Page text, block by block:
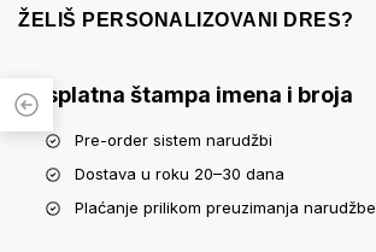
ŽELIŠ PERSONALIZOVANI DRES?
Besplatna štampa imena i broja
Pre-order sistem narudžbi
Dostava u roku 20–30 dana
Plaćanje prilikom preuzimanja narudžbe